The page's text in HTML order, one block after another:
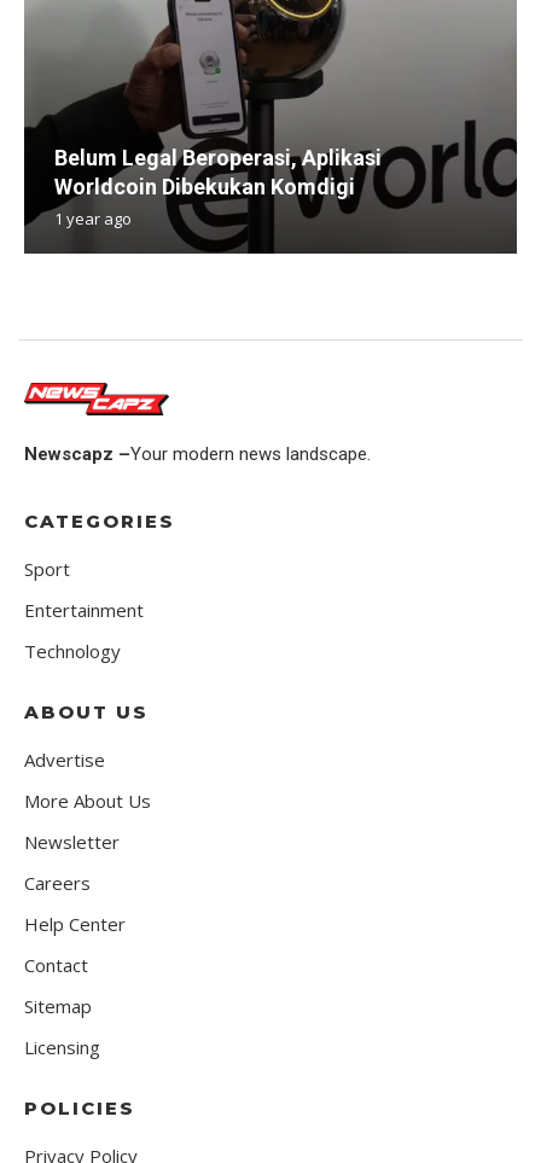
Belum Legal Beroperasi, Aplikasi
Worldcoin Dibekukan Komdigi
1 year ago
Newscapz –Your modern news landscape.
CATEGORIES
Sport
Entertainment
Technology
ABOUT US
Advertise
More About Us
Newsletter
Careers
Help Center
Contact
Sitemap
Licensing
POLICIES
Privacy Policy